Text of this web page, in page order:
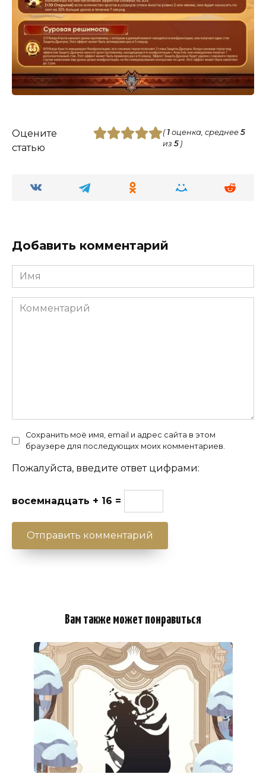
Оцените
статью
( 1оценка, среднее 5
из 5)
Добавить комментарий
Имя
Комментарий
Сохранить моё имя, email и адрес сайта в этом
браузере для последующих моих комментариев.
Пожалуйста, введите ответ цифрами:
восемнадцать + 16 =
Вам также может понравиться